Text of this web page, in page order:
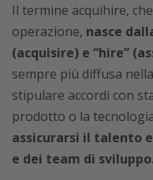
Il termine acquihire,
operazione, nasce
(acquisire) e “hire”
sempre più diffusa
stipulare accordi con
prodotto o la
assicurarsi il talento
e dei team di